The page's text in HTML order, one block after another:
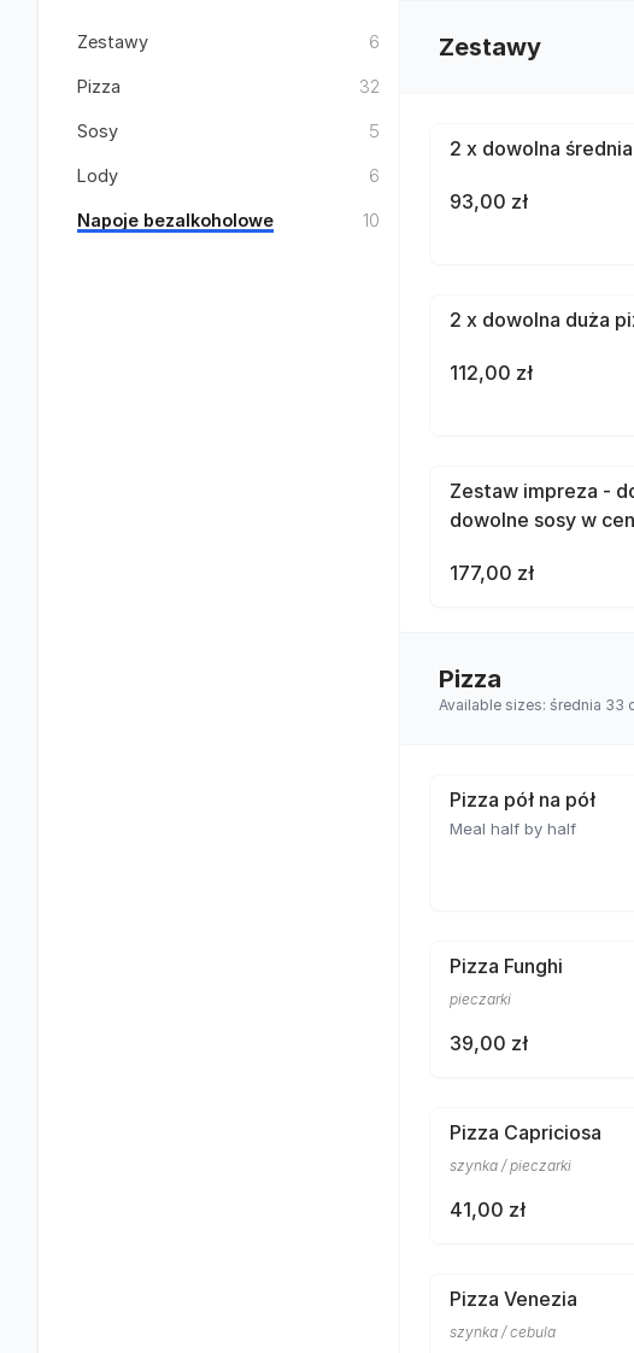
Zestawy 6
Pizza 32
Sosy 5
Lody 6
Napoje bezalkoholowe 10
Zestawy
2 x dowolna
93,00 zł
2 x dowolna duża
112,00 zł
Zestaw impreza -
dowolne sosy w
177,00 zł
Pizza
Available sizes: średnia 33
Pizza pół na pół
Meal half by half
Pizza Funghi
pieczarki
39,00 zł
Pizza Capriciosa
szynka / pieczarki
41,00 zł
Pizza Venezia
szynka / cebula